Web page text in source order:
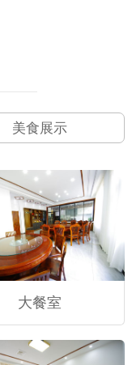
美食展示
大餐室